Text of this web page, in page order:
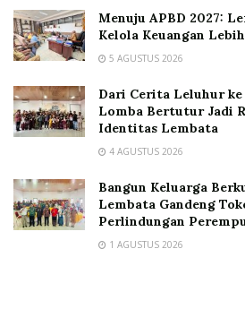
Menuju APBD 2027:
Kelola Keuangan
5 AGUSTUS 2026
Dari Cerita Leluhur ke
Lomba Bertutur Jadi
Identitas Lembata
4 AGUSTUS 2026
Bangun Keluarga
Lembata Gandeng
Perlindungan
1 AGUSTUS 2026